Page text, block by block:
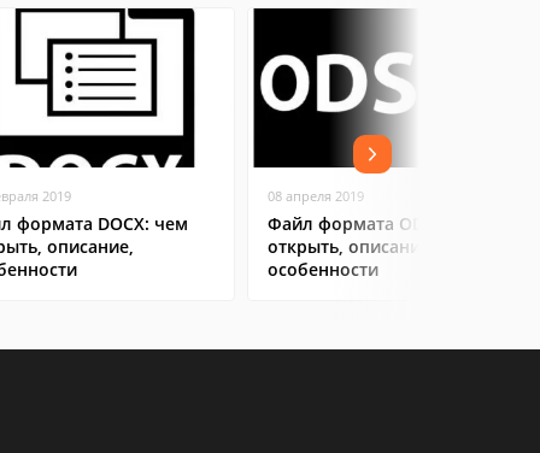
2019
формата DOCX: чем
описание,
08 апреля 2019
Файл формата ODS: чем
открыть, описание,
особенности